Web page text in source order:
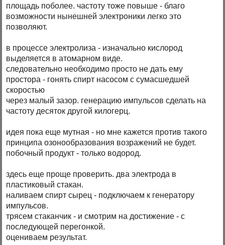
площадь поболее. частоту тоже повыше - благо
возможности нынешней электроники легко это
позволяют.
в процессе электролиза - изначально кислород
выделяется в атомарном виде.
следовательно необходимо просто не дать ему
простора - гонять спирт насосом с сумасшедшей
скоростью
через малый зазор. генерацию импульсов сделать на
частоту десяток другой килогерц.
идея пока еще мутная - но мне кажется против такого
принципа озонообразования возражений не будет.
побочный продукт - только водород.
здесь еще проще проверить. два электрода в
пластиковый стакан.
наливаем спирт сырец - подключаем к генератору
импульсов.
трясем стаканчик - и смотрим на достижение - с
последующей перегонкой.
оцениваем результат.